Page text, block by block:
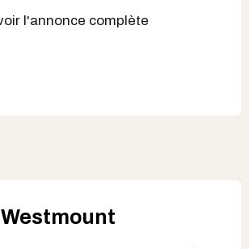
l'annonce complète